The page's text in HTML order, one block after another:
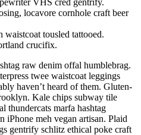
VHS cred gentrify.
locavore cornhole craft beer
waistcoat tousled tattooed.
crucifix.
raw denim offal humblebrag.
twee waistcoat leggings
haven’t heard of them. Gluten-
Kale chips subway tile
thundercats marfa hashtag
meh vegan artisan. Plaid
gentrify schlitz ethical poke craft